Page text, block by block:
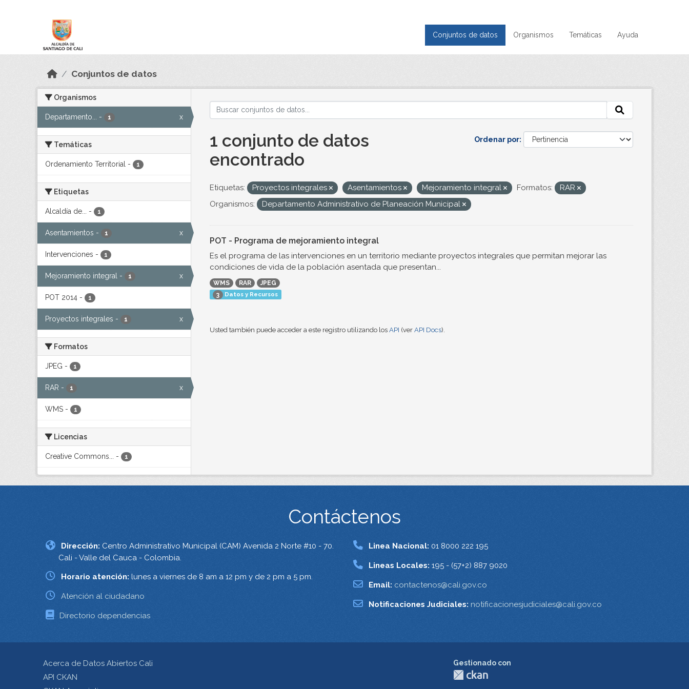
Conjuntos de datos Organismos Temáticas Ayuda
Conjuntos de datos
Organismos
Departamento... - 1 x
Temáticas
Ordenamiento Territorial - 1
Etiquetas
Alcaldía de... - 1
Asentamientos - 1 x
Intervenciones - 1
Mejoramiento integral - 1 x
POT 2014 - 1
Proyectos integrales - 1 x
Formatos
JPEG - 1
RAR - 1 x
WMS - 1
Licencias
Creative Commons... - 1
Ordenar por
1 conjunto de datos
encontrado
Etiquetas: Proyectos integrales Asentamientos Mejoramiento integral Formatos:
RAR
Organismos:
Departamento Administrativo de Planeación Municipal
POT - Programa de mejoramiento integral
Es el programa de las intervenciones en un territorio mediante proyectos integrales que permitan mejorar las
condiciones de vida de la población asentada que presentan...
WMS RAR
JPEG
3
Datos y Recursos
Usted también puede acceder a este registro utilizando los API (ver API Docs).
Contáctenos
Dirección: Centro Administrativo Municipal (CAM) Avenida 2 Norte #10 - 70.
Cali - Valle del Cauca - Colombia.
Horario atención: lunes a viernes de 8 am a 12 pm y de 2 pm a 5 pm.
Atención al ciudadano
Directorio dependencias
Linea Nacional: 01 8000 222 195
Lineas Locales: 195 - (57+2) 887 9020
Email: contactenos@cali.gov.co
Notificaciones Judiciales: notificacionesjudiciales@cali.gov.co
Acerca de Datos Abiertos Cali
API CKAN
Gestionado con